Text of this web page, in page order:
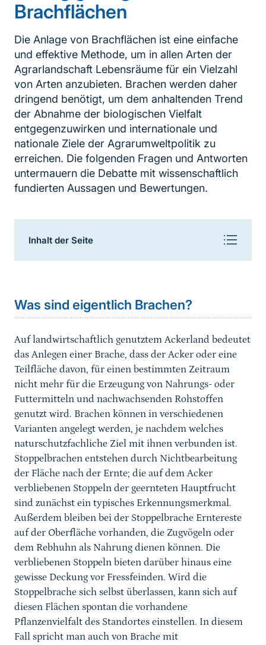
Brachflächen
Die Anlage von Brachflächen ist eine einfache
und effektive Methode, um in allen Arten der
Agrarlandschaft Lebensräume für ein Vielzahl
von Arten anzubieten. Brachen werden daher
dringend benötigt, um dem anhaltenden Trend
der Abnahme der biologischen Vielfalt
entgegenzuwirken und internationale und
nationale Ziele der Agrarumweltpolitik zu
erreichen. Die folgenden Fragen und Antworten
untermauern die Debatte mit wissenschaftlich
fundierten Aussagen und Bewertungen.
Inhaltsnavigation
Inhalt der Seite
Woher kommt die Idee der Brache?
Welchen Nutzen bringen Brachen für Pflanzen und
Warum sollten Brachen weiterhin einen Anteil am
Wie sollte aus Naturschutzsicht eine gute Brache
Muss eine Brache immer ein dichtes, farbenfrohes
Was sind eigentlich Brachen?
Auf landwirtschaftlich genutztem Ackerland bedeutet
das Anlegen einer Brache, dass der Acker oder eine
Teilfläche davon, für einen bestimmten Zeitraum
nicht mehr für die Erzeugung von Nahrungs- oder
Futtermitteln und nachwachsenden Rohstoffen
genutzt wird. Brachen können in verschiedenen
Varianten angelegt werden, je nachdem welches
naturschutzfachliche Ziel mit ihnen verbunden ist.
Stoppelbrachen entstehen durch Nichtbearbeitung
der Fläche nach der Ernte; die auf dem Acker
verbliebenen Stoppeln der geernteten Hauptfrucht
sind zunächst ein typisches Erkennungsmerkmal.
Außerdem bleiben bei der Stoppelbrache Erntereste
auf der Oberfläche vorhanden, die Zugvögeln oder
dem Rebhuhn als Nahrung dienen können. Die
verbliebenen Stoppeln bieten darüber hinaus eine
gewisse Deckung vor Fressfeinden. Wird die
Stoppelbrache sich selbst überlassen, kann sich auf
diesen Flächen spontan die vorhandene
Pflanzenvielfalt des Standortes einstellen. In diesem
Fall spricht man auch von Brache mit